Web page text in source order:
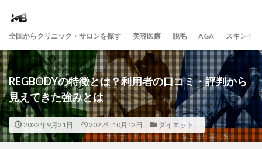
全国からクリニック・サロンを探す 美容医療 脱毛 AGA スキンケア
REGBODYの特徴とは？利用者の口コミ・評判から
見えてきた強みとは
2022年9月21日 2022年10月12日 ダイエット